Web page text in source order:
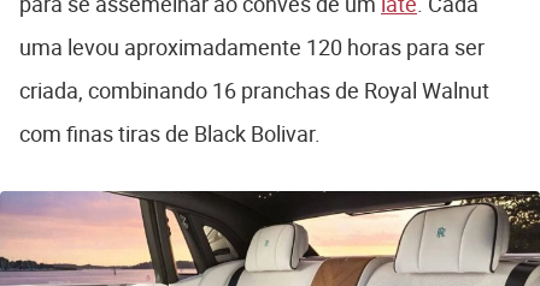
uma levou aproximadamente 120 horas para ser
criada, combinando 16 pranchas de Royal Walnut
com finas tiras de Black Bolivar.